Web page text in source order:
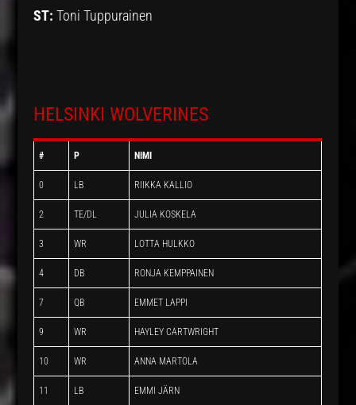
ST: Toni Tuppurainen
HELSINKI WOLVERINES
# P NIMI
0 LB RIIKKA KALLIO
2 TE/DL JULIA KOSKELA
3 WR LOTTA HULKKO
4 DB RONJA KEMPPAINEN
7 QB EMMET LAPPI
9 WR HAYLEY CARTWRIGHT
10 WR ANNA MARTOLA
11 LB EMMI JÄRN